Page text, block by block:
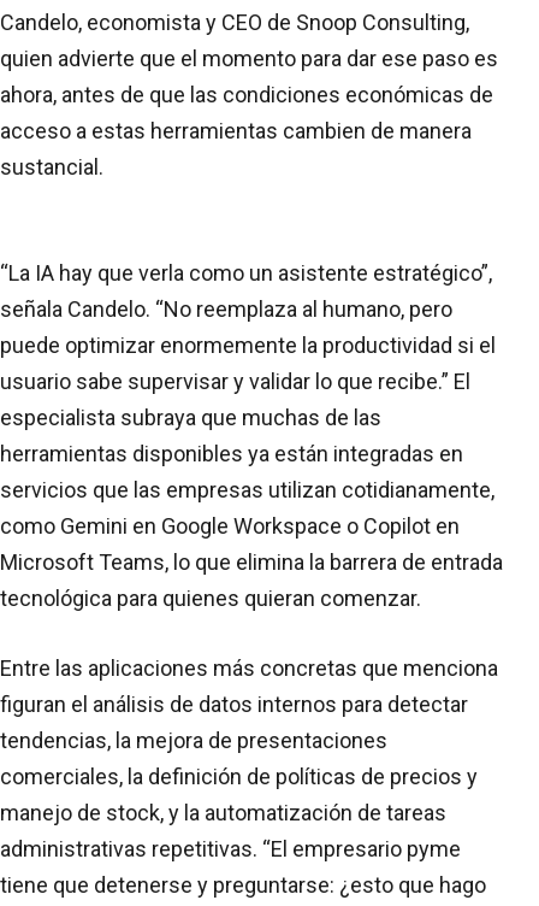
Candelo, economista y CEO de Snoop Consulting,
quien advierte que el momento para dar ese paso es
ahora, antes de que las condiciones económicas de
acceso a estas herramientas cambien de manera
sustancial.
“La IA hay que verla como un asistente estratégico”,
señala Candelo. “No reemplaza al humano, pero
puede optimizar enormemente la productividad si el
usuario sabe supervisar y validar lo que recibe.” El
especialista subraya que muchas de las
herramientas disponibles ya están integradas en
servicios que las empresas utilizan cotidianamente,
como Gemini en Google Workspace o Copilot en
Microsoft Teams, lo que elimina la barrera de entrada
tecnológica para quienes quieran comenzar.
Entre las aplicaciones más concretas que menciona
figuran el análisis de datos internos para detectar
tendencias, la mejora de presentaciones
comerciales, la definición de políticas de precios y
manejo de stock, y la automatización de tareas
administrativas repetitivas. “El empresario pyme
tiene que detenerse y preguntarse: ¿esto que hago